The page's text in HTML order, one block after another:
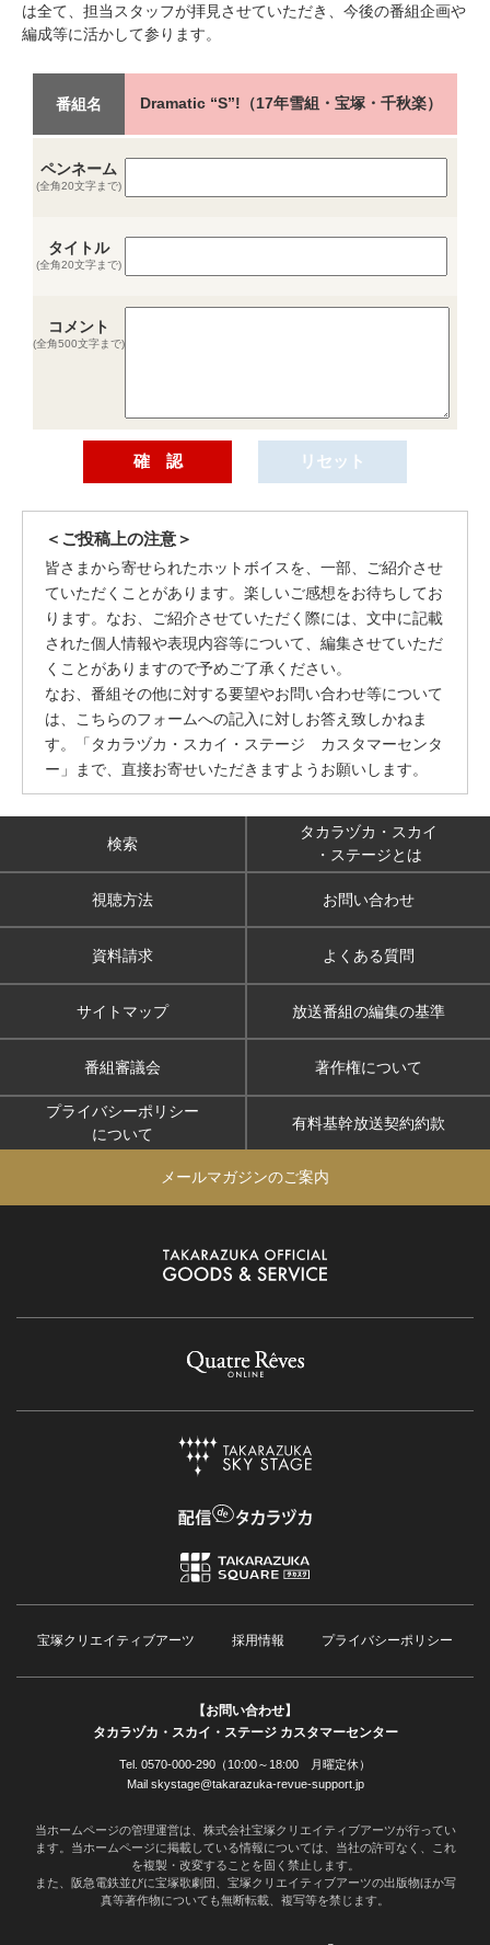
は全て、担当スタッフが拝見させていただき、今後の番組企画や
編成等に活かして参ります。
番組名 Dramatic “S”!（17年雪組・宝塚・千秋楽）
ペンネーム
(全角20文字まで)
タイトル
(全角20文字まで)
コメント
(全角500文字まで)
＜ご投稿上の注意＞
皆さまから寄せられたホットボイスを、一部、ご紹介させ
ていただくことがあります。楽しいご感想をお待ちしてお
ります。なお、ご紹介させていただく際には、文中に記載
された個人情報や表現内容等について、編集させていただ
くことがありますので予めご了承ください。
なお、番組その他に対する要望やお問い合わせ等について
は、こちらのフォームへの記入に対しお答え致しかねま
す。「タカラヅカ・スカイ・ステージ カスタマーセンタ
ー」まで、直接お寄せいただきますようお願いします。
検索
タカラヅカ・スカイ
・ステージとは
視聴方法 お問い合わせ
資料請求 よくある質問
サイトマップ 放送番組の編集の基準
番組審議会 著作権について
プライバシーポリシー
について
有料基幹放送契約約款
メールマガジンのご案内
宝塚クリエイティブアーツ 採用情報 プライバシーポリシー
【お問い合わせ】
タカラヅカ・スカイ・ステージ カスタマーセンター
Tel. 0570-000-290（10:00～18:00 月曜定休）
Mail skystage@takarazuka-revue-support.jp
当ホームページの管理運営は、株式会社宝塚クリエイティブアーツが行ってい
ます。当ホームページに掲載している情報については、当社の許可なく、これ
を複製・改変することを固く禁止します。
また、阪急電鉄並びに宝塚歌劇団、宝塚クリエイティブアーツの出版物ほか写
真等著作物についても無断転載、複写等を禁じます。